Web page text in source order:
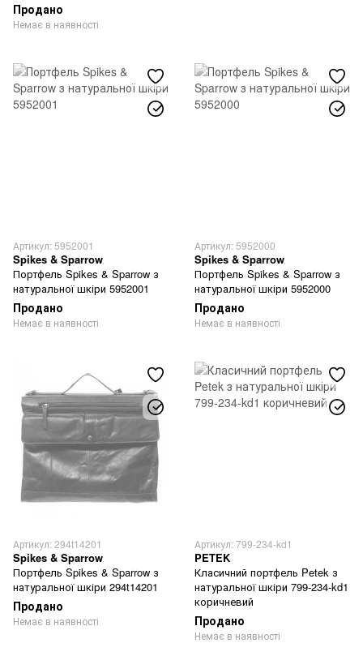
Продано
Немає в наявності
Артикул: 5952001
Spikes & Sparrow
Портфель Spikes & Sparrow з
натуральної шкіри 5952001
Продано
Немає в наявності
Артикул: 5952000
Spikes & Sparrow
Портфель Spikes & Sparrow з
натуральної шкіри 5952000
Продано
Немає в наявності
Артикул: 294t14201
Spikes & Sparrow
Портфель Spikes & Sparrow з
натуральної шкіри 294t14201
Продано
Немає в наявності
Артикул: 799-234-kd1
PETEK
Класичний портфель Petek з
натуральної шкіри 799-234-kd1
коричневий
Продано
Немає в наявності